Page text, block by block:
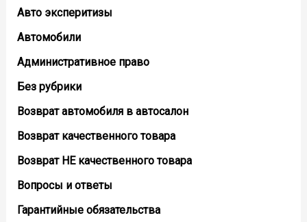
Авто эксперитизы
Автомобили
Административное право
Без рубрики
Возврат автомобиля в автосалон
Возврат кaчественного товара
Возврат НЕ качественного товара
Вопросы и ответы
Гарантийные обязательства